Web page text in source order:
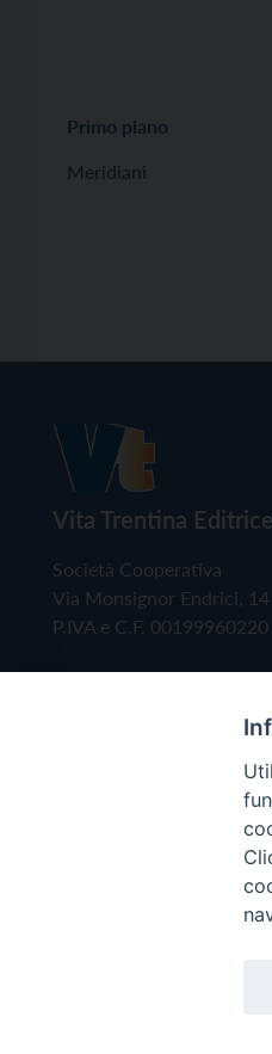
Primo piano
Meridiani
Vita Trentina Editrice
Società Cooperativa
Via Monsignor Endrici,
P.IVA e C.F. 00199960220
Copyright © 2019 -